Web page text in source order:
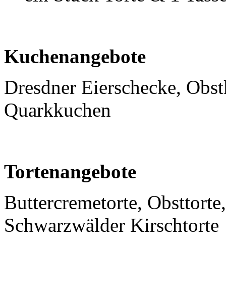
Kuchenangebote
Dresdner Eierschecke,
Quarkkuchen
Tortenangebote
Buttercremetorte,
Schwarzwälder Kirschtorte